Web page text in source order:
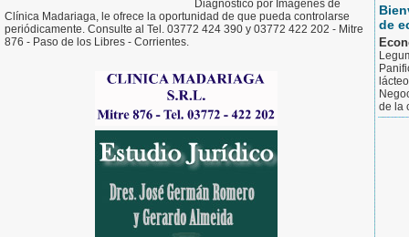
Diagnóstico por Imágenes de
Clínica Madariaga, le ofrece la oportunidad de que pueda controlarse
periódicamente. Consulte al Tel. 03772 424 390 y 03772 422 202 - Mitre
876 - Paso de los Libres - Corrientes.
de
de la